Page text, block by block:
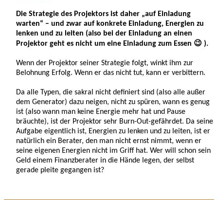
Die Strategie des Projektors ist daher „auf Einladung
warten“ – und zwar auf konkrete Einladung, Energien zu
lenken und zu leiten (also bei der Einladung an einen
Projektor geht es nicht um eine Einladung zum Essen 😉 ).
Wenn der Projektor seiner Strategie folgt, winkt ihm zur
Belohnung Erfolg. Wenn er das nicht tut, kann er verbittern.
Da alle Typen, die sakral nicht definiert sind (also alle außer
dem Generator) dazu neigen, nicht zu spüren, wann es genug
ist (also wann man keine Energie mehr hat und Pause
bräuchte), ist der Projektor sehr Burn-Out-gefährdet. Da seine
Aufgabe eigentlich ist, Energien zu lenken und zu leiten, ist er
natürlich ein Berater, den man nicht ernst nimmt, wenn er
seine eigenen Energien nicht im Griff hat. Wer will schon sein
Geld einem Finanzberater in die Hände legen, der selbst
gerade pleite gegangen ist?